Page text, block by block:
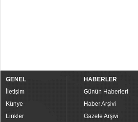
GENEL
İletişim
Künye
Linkler
HABERLER
Günün Haberleri
Haber Arşivi
Gazete Arşivi